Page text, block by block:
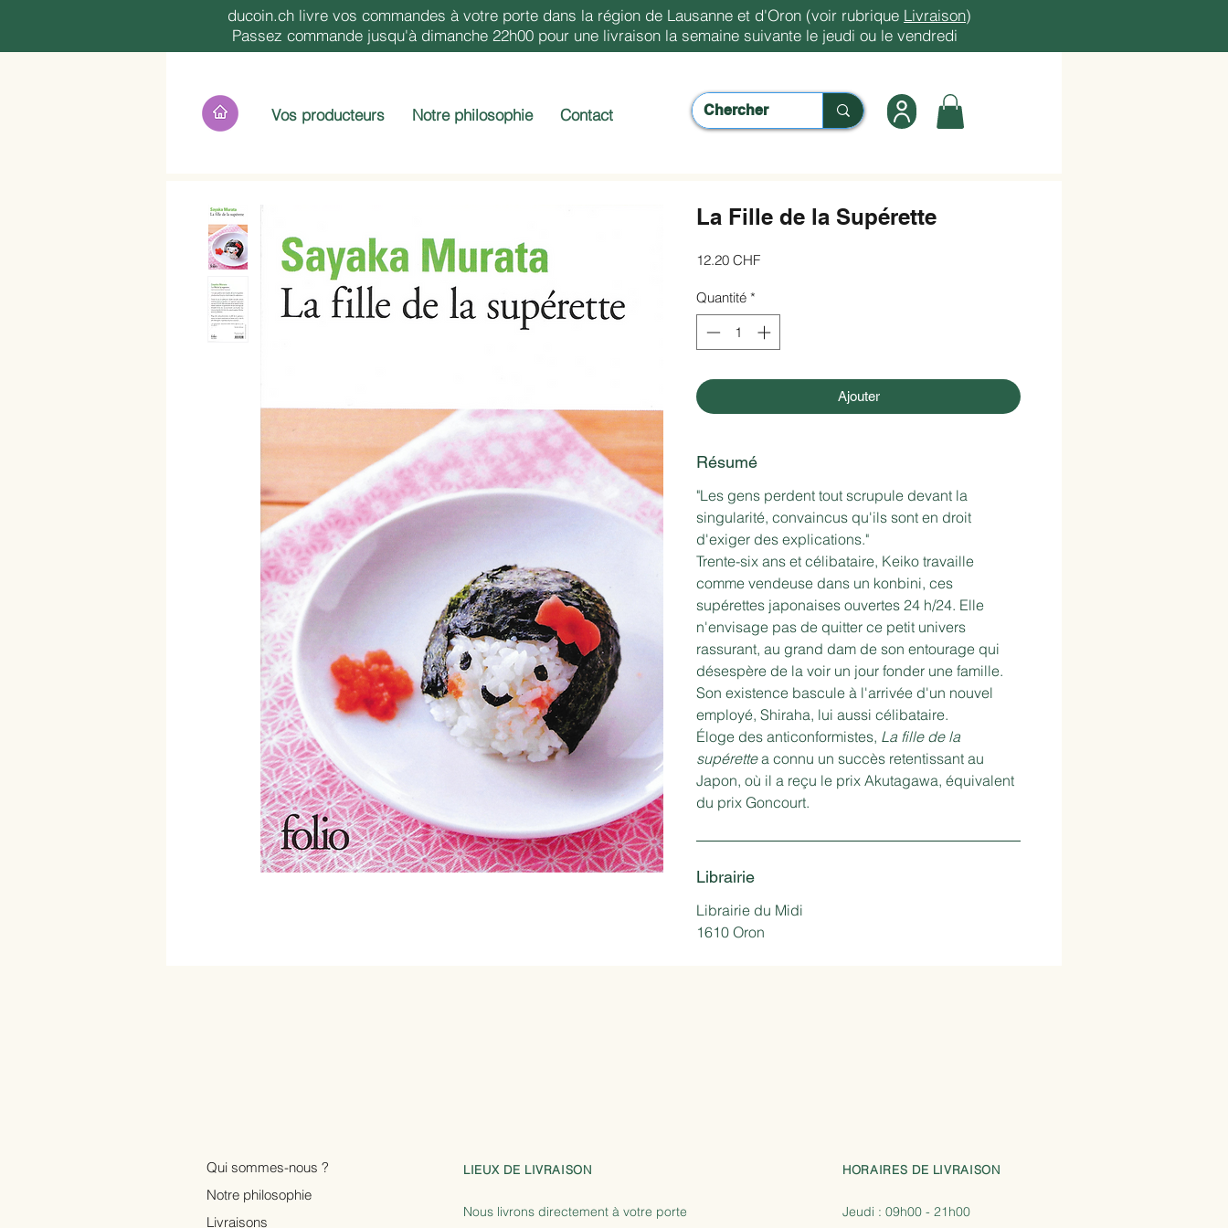
ducoin.ch livre vos commandes à votre porte dans la région de Lausanne et d'Oron (voir rubrique Livraison)
Passez commande jusqu'à dimanche 22h00 pour une livraison la semaine suivante le jeudi ou le vendredi
Vos producteurs Notre philosophie Contact
La Fille de la Supérette
12.20 CHFPrix
Quantité *
Ajouter
Résumé
"Les gens perdent tout scrupule devant la
singularité, convaincus qu'ils sont en droit
d'exiger des explications."
Trente-six ans et célibataire, Keiko travaille
comme vendeuse dans un konbini, ces
supérettes japonaises ouvertes 24 h/24. Elle
n'envisage pas de quitter ce petit univers
rassurant, au grand dam de son entourage qui
désespère de la voir un jour fonder une famille.
Son existence bascule à l'arrivée d'un nouvel
employé, Shiraha, lui aussi célibataire.
Éloge des anticonformistes, La fille de la
supérettea connu un succès retentissant au
Japon, où il a reçu le prix Akutagawa, équivalent
du prix Goncourt.
Librairie
Librairie du Midi
1610 Oron
Qui sommes-nous ?
Notre philosophie
Livraisons
LIEUX DE LIVRAISON
Nous livrons directement à votre porte
HORAIRES DE LIVRAISON
Jeudi : 09h00 - 21h00